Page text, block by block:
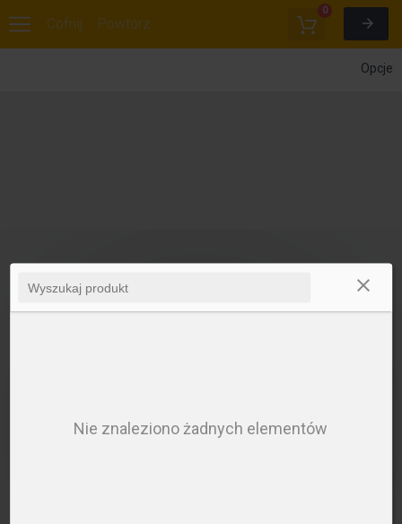
Cofnij Powtórz
0
Opcje
WYBIERZ PRODUKT
Nie znaleziono żadnych elementów